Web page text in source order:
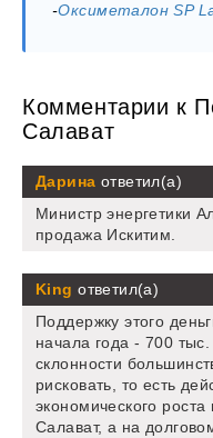
-Оксиметалон SP
Комментарии к
Салават
Дарина ответил(а)
Министр энергетики
продажа Искитим.
King ответил(а)
Поддержку этого
начала года - 700
склонности
рисковать, то есть
экономического
Салават, а на